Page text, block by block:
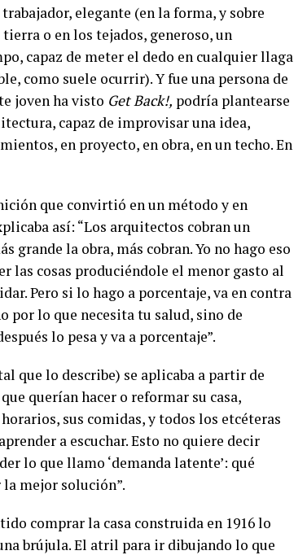
elegante (en la forma, y sobre
o en los tejados, generoso, un
capaz de meter el dedo en cualquier llaga
como suele ocurrir). Y fue una persona de
joven ha visto Get Back!, podría plantearse
capaz de improvisar una idea,
en proyecto, en obra, en un techo. En
que convirtió en un método y en
así: “Los arquitectos cobran un
grande la obra, más cobran. Yo no hago eso
las cosas produciéndole el menor gasto al
Pero si lo hago a porcentaje, va en contra
por lo que necesita tu salud, sino de
lo pesa y va a porcentaje”.
que lo describe) se aplicaba a partir de
querían hacer o reformar su casa,
sus comidas, y todos los etcéteras
a escuchar. Esto no quiere decir
lo que llamo ‘demanda latente’: qué
mejor solución”.
comprar la casa construida en 1916 lo
brújula. El atril para ir dibujando lo que